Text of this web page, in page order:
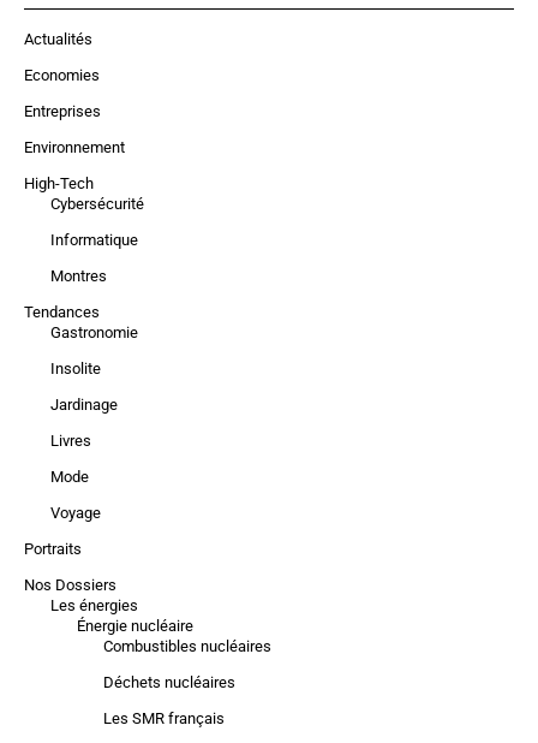
Actualités
Economies
Entreprises
Environnement
High-Tech
Cybersécurité
Informatique
Montres
Tendances
Gastronomie
Insolite
Jardinage
Livres
Mode
Voyage
Portraits
Nos Dossiers
Les énergies
Énergie nucléaire
Combustibles nucléaires
Déchets nucléaires
Les SMR français